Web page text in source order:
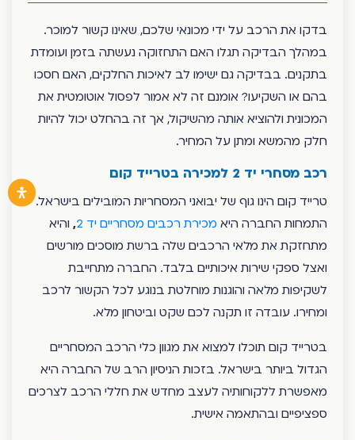
בדקו את הרכב על ידי מכונאי שלכם, שאינו קשור למוכר.
במהלך הבדיקה תגלו האם התחזוקה נעשתה בזמן ועומדת
בתקנים. בבדיקה גם ישימו לב לאיכות החלקים, האם חסכו
בהם או השקיעו? אומנם זה לא אמור לפסול אוטומטית את
המכונית ולהוציא אותה מהשיקול, אך זה בהחלט יכול להיות
חלק מהמשא ומתן על המחיר.
רכב מסחרי יד 2 למכירה בטרייד קום
טרייד קום הינו גוף של יבואני המסחריות המובילים בישראל.
התמחות החברה היא מכירת רכבים מסחריים יד 2 , והיא
מתחזקת את מלאי הרכבים שלה ברשת מוסכים מורשים
ואצל ספקי שירות איכותיים בלבד. החברה מתחייבת
לשקיפות מלאה והוגנות מוחלטת בנוגע לכל הקשור לרכב
ומחירו. עובדה זו תקנה לכם שקט וביטחון מלא.
בטרייד קום תוכלו למצוא את מגוון כלי הרכב המסחריים
הגדול ביותר בישראל. בזכות הניסיון הרב של החברה היא
מאפשרת ללקוחותיה לעצב מחדש את חללי הרכב לצרכים
ספציפיים ובהתאמה אישית.